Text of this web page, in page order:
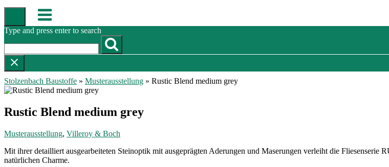
Skip
content
Menu
Type and press enter to search
Stolzenbach Baustoffe » Musterausstellung » Rustic Blend medium grey
Rustic Blend medium grey
Musterausstellung, Villeroy & Boch
Mit ihrer detailliert ausgearbeiteten Steinoptik mit ausgeprägten Aderungen und Maserungen verleiht die
natürlichen Charme.